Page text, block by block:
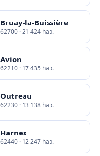
Bruay-la-Buissière
62700 · 21 424 hab.
Avion
62210 · 17 435 hab.
Outreau
62230 · 13 138 hab.
Harnes
62440 · 12 247 hab.